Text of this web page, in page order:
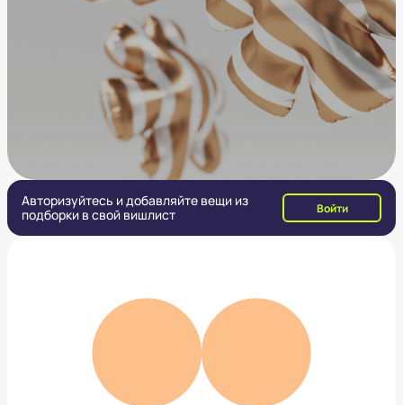
Авторизуйтесь и добавляйте вещи из
подборки в свой вишлист
Войти